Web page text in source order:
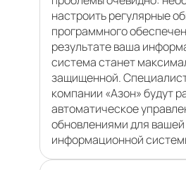
настроить регулярные
программного
результате ваша
система станет
защищенной.
компании «Азон» будут
автоматическое
обновлениями для вашей
информационной